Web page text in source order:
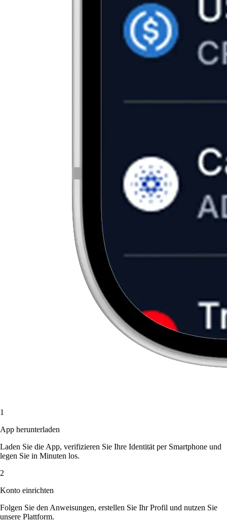
1
App herunterladen
Laden Sie die App, verifizieren Sie Ihre Identität per Smartphone und
legen Sie in Minuten los.
2
Konto einrichten
Folgen Sie den Anweisungen, erstellen Sie Ihr Profil und nutzen Sie
unsere Plattform.